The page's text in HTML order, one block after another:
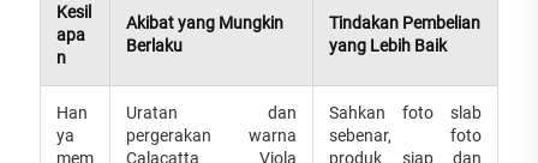
Kesil
apa
n
Akibat yang Mungkin
Berlaku
Tindakan Pembelian
yang Lebih Baik
Han
ya
mem
Uratan dan
pergerakan warna
Calacatta Viola
Sahkan foto slab
sebenar, foto
produk siap dan